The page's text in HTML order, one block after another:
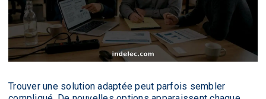
Trouver une solution adaptée peut parfois sembler